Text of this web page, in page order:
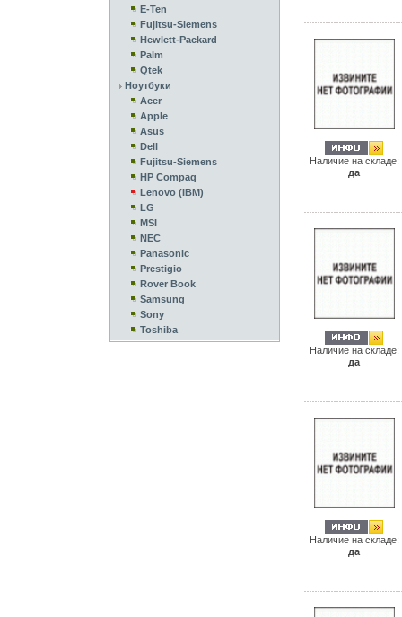
E-Ten
Fujitsu-Siemens
Hewlett-Packard
Palm
Qtek
Ноутбуки
Acer
Apple
Asus
Dell
Fujitsu-Siemens
HP Compaq
Lenovo (IBM)
LG
MSI
NEC
Panasonic
Prestigio
Rover Book
Samsung
Sony
Toshiba
Наличие на складе:
да
Наличие на складе:
да
Наличие на складе:
да